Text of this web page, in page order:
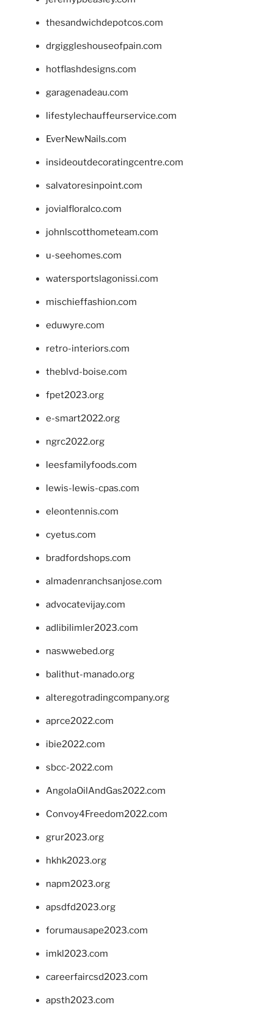
thesandwichdepotcos.com
drgiggleshouseofpain.com
hotflashdesigns.com
garagenadeau.com
lifestylechauffeurservice.com
EverNewNails.com
insideoutdecoratingcentre.com
salvatoresinpoint.com
jovialfloralco.com
johnlscotthometeam.com
u-seehomes.com
watersportslagonissi.com
mischieffashion.com
eduwyre.com
retro-interiors.com
theblvd-boise.com
fpet2023.org
e-smart2022.org
ngrc2022.org
leesfamilyfoods.com
lewis-lewis-cpas.com
eleontennis.com
cyetus.com
bradfordshops.com
almadenranchsanjose.com
advocatevijay.com
adlibilimler2023.com
naswwebed.org
balithut-manado.org
alteregotradingcompany.org
aprce2022.com
ibie2022.com
sbcc-2022.com
AngolaOilAndGas2022.com
Convoy4Freedom2022.com
grur2023.org
hkhk2023.org
napm2023.org
apsdfd2023.org
forumausape2023.com
imkl2023.com
careerfaircsd2023.com
apsth2023.com